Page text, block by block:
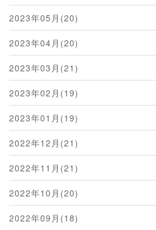
2023年05月(20)
2023年04月(20)
2023年03月(21)
2023年02月(19)
2023年01月(19)
2022年12月(21)
2022年11月(21)
2022年10月(20)
2022年09月(18)